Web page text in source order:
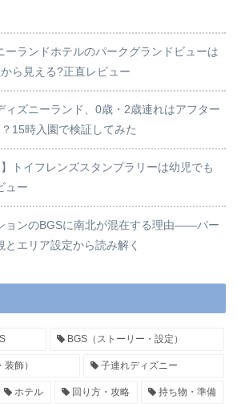
ーランドホテルのパークグランドビューは
ら見える?正直レビュー
ィズニーランド、0歳・2歳連れはアフター
15時入園で検証してみた
】トイフレンズスタンプラリーは幼児でも
ュー
ョンのBGSに南北が混在する理由——パー
とエリア設定から読み解く
BGS（ストーリー・設定）
飾） 子連れディズニー
ホテル 回り方・攻略 持ち物・準備